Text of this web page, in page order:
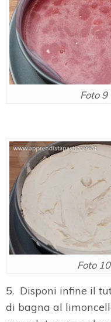
Foto 9
Foto 10
5. Disponi infine il
di bagna al